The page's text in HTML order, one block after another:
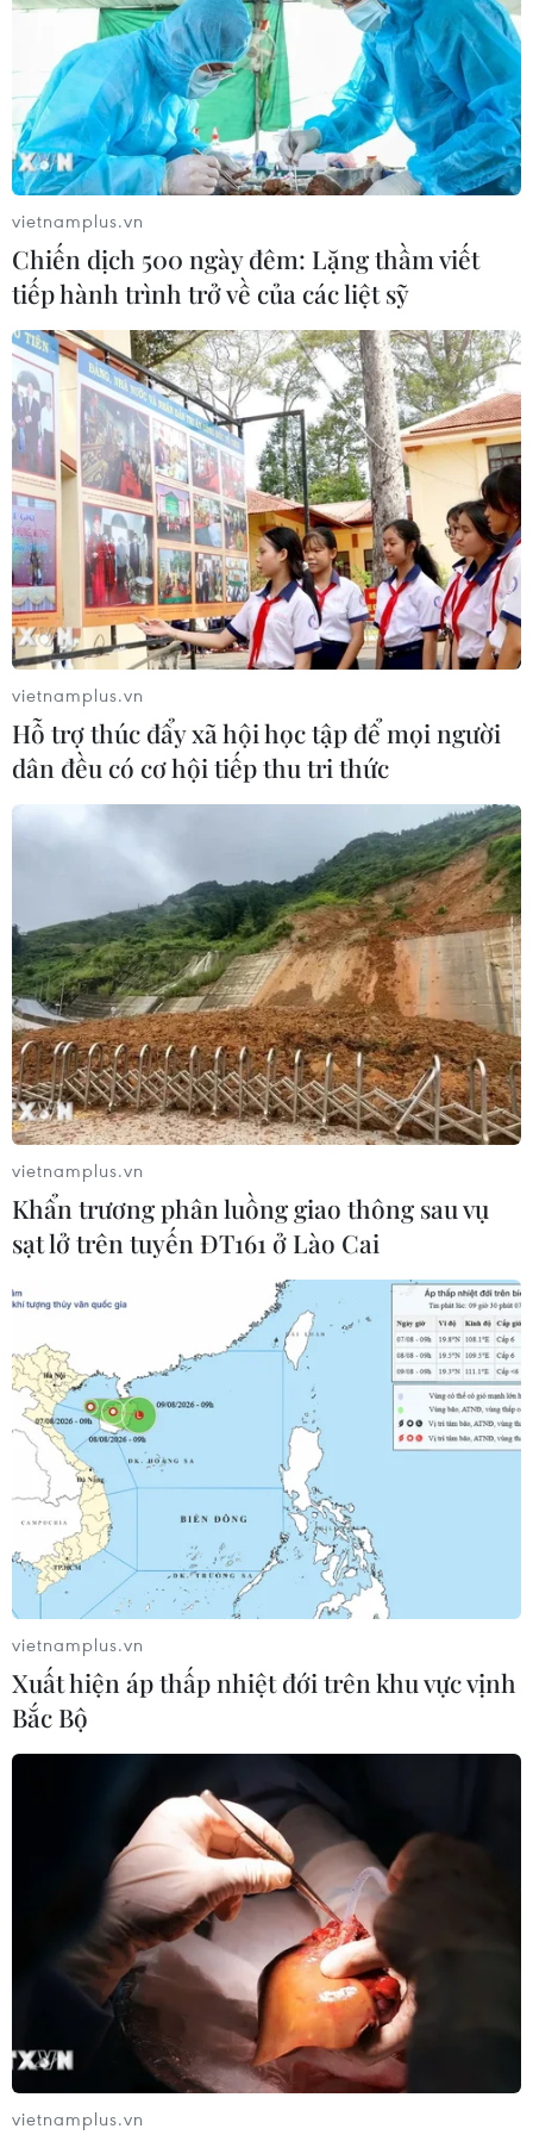
vietnamplus.vn
Chiến dịch 500 ngày đêm: Lặng thầm viết
tiếp hành trình trở về của các liệt sỹ
vietnamplus.vn
Hỗ trợ thúc đẩy xã hội học tập để mọi người
dân đều có cơ hội tiếp thu tri thức
vietnamplus.vn
Khẩn trương phân luồng giao thông sau vụ
sạt lở trên tuyến ĐT161 ở Lào Cai
vietnamplus.vn
Xuất hiện áp thấp nhiệt đới trên khu vực vịnh
Bắc Bộ
vietnamplus.vn